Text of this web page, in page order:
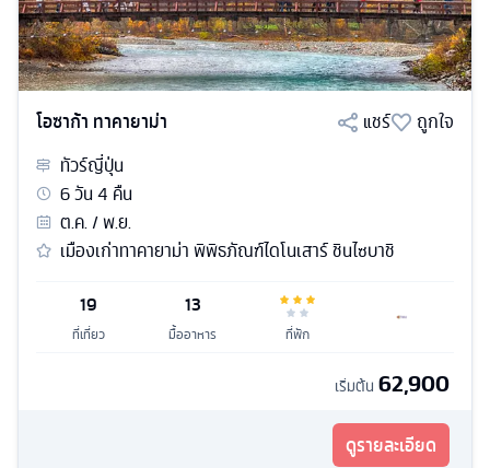
โอซาก้า ทาคายาม่า แชร์
ถูกใจ
ทัวร์ญี่ปุ่น
6วัน4 คืน
ต.ค. / พ.ย.
เมืองเก่าทาคายาม่า พิพิธภัณฑ์ไดโนเสาร์ ชินไซบาชิ
19
ที่เที่ยว
13
มื้ออาหาร ที่พัก
เริ่มต้น 62,900
ดูรายละเอียด